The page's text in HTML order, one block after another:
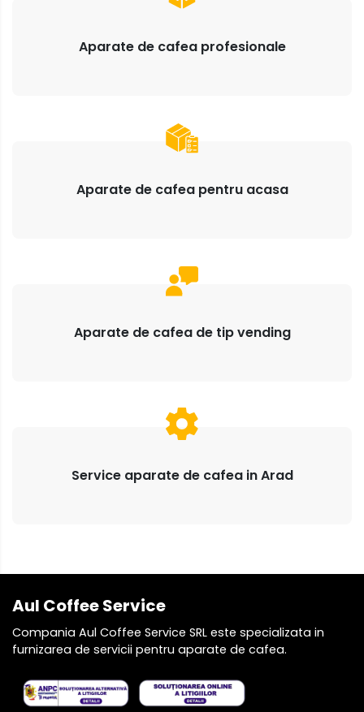
Aparate de cafea profesionale
Aparate de cafea pentru acasa
Aparate de cafea de tip vending
Service aparate de cafea in Arad
Aul Coffee Service
Compania Aul Coffee Service SRL este specializata in
furnizarea de servicii pentru aparate de cafea.